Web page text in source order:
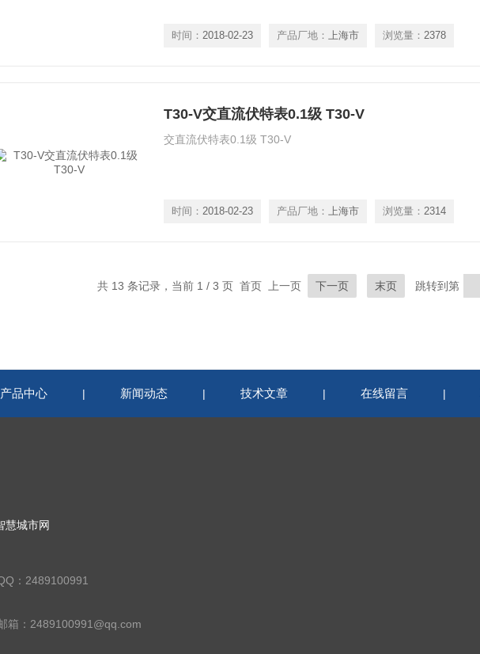
时间： 2018-02-23 产品厂地： 上海市 浏览量： 2378
T30-V交直流伏特表0.1级 T30-V
交直流伏特表0.1级 T30-V
时间： 2018-02-23 产品厂地： 上海市 浏览量： 2314
共 13 条记录，当前 1 / 3 页 首页 上一页 下一页 末页 跳转到第
产品中心 | 新闻动态 | 技术文章 | 在线留言 |
慧城市网
：2489100991
箱：2489100991@qq.com